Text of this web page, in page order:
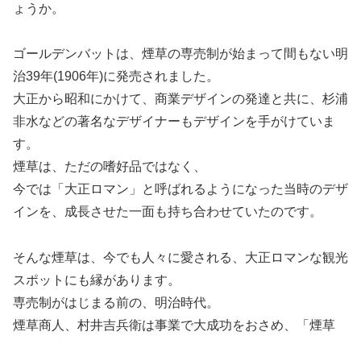
ょうか。
ゴールデンバットは、煙草の専売制が始まって間もない明
治39年(1906年)に発売されました。
大正から昭和にかけて、商業デザインの発達と共に、杉浦
非水などの著名なデザイナーもデザインを手がけていま
す。
煙草は、ただの嗜好品ではなく、
今では「大正ロマン」と呼ばれるようになった当時のデザ
インを、成長させた一面も持ち合わせていたのです。
そんな煙草は、今でも人々に愛される、大正ロマンな観光
スポットにも縁があります。
専売制がはじまる前の、明治時代。
煙草商人、村井吉兵衛は事業で大成功をおさめ、「煙草